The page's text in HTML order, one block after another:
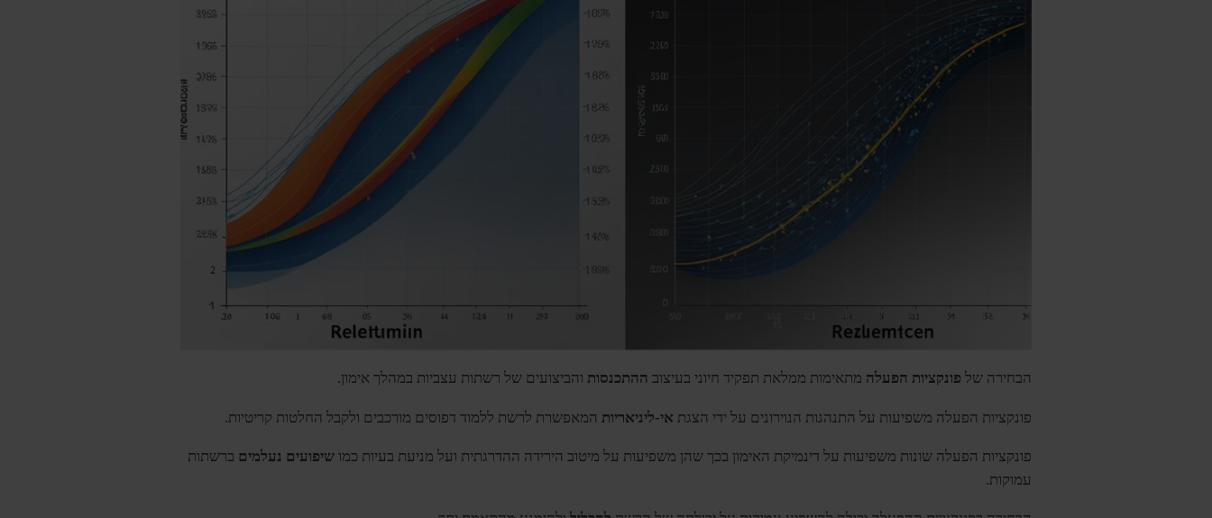
הבחירה של פונקציות הפעלה מתאימות ממלאת תפקיד חיוני בעיצוב ההתכנסות והביצועים של רשתות עצביות במהלך אימון.
פונקציות הפעלה משפיעות על התנהגות הנוירונים על ידי הצגת אי-ליניאריות המאפשרת לרשת ללמוד דפוסים מורכבים ולקבל החלטות קריטיות.
פונקציות הפעלה שונות משפיעות על דינמיקת האימון בכך שהן משפיעות על מיטוב הירידה ההדרגתית ועל מניעת בעיות כמו שיפועים נעלמים ברשתות
עמוקות.